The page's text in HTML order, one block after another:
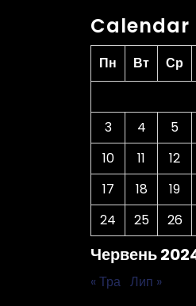
Calendar
Червень
Пн Вт Ср
3
4 5
10
11 12
17
18 19
24
25 26
« Тра Лип »